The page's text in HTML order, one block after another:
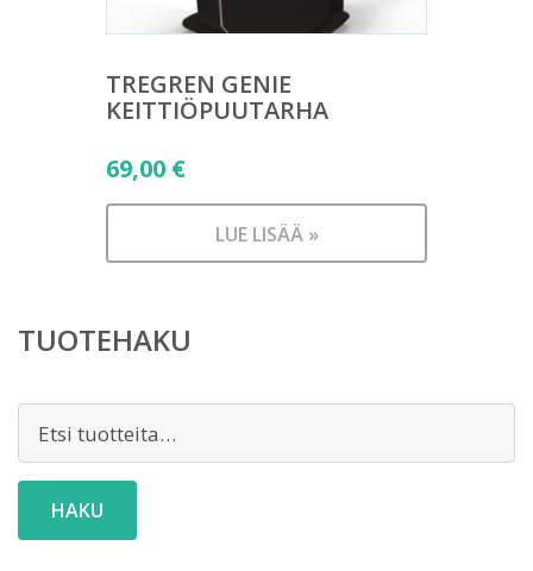
TREGREN GENIE
KEITTIÖPUUTARHA
69,00 €
LUE LISÄÄ »
TUOTEHAKU
HAKU